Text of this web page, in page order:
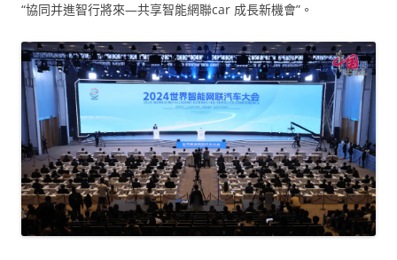
“協同并進智行將來—共享智能網聯car 成長新機會”。